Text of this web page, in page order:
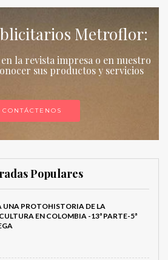
Metroflor:
la revista impresa o en nuestro
sus productos y servicios
CONTÁCTENOS
Populares
UNA PROTOHISTORIA DE LA
EN COLOMBIA -13ª PARTE-5ª